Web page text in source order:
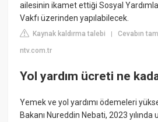
ailesinin ikamet ettiği Sosyal
Vakfı üzerinden yapılabilecek.
Kaynak kaldırma talebi |Cevabın
ntv.com.tr
Yol yardım ücreti ne
Yemek ve yol yardımı ödemeleri
Bakanı Nureddin Nebati, 2023